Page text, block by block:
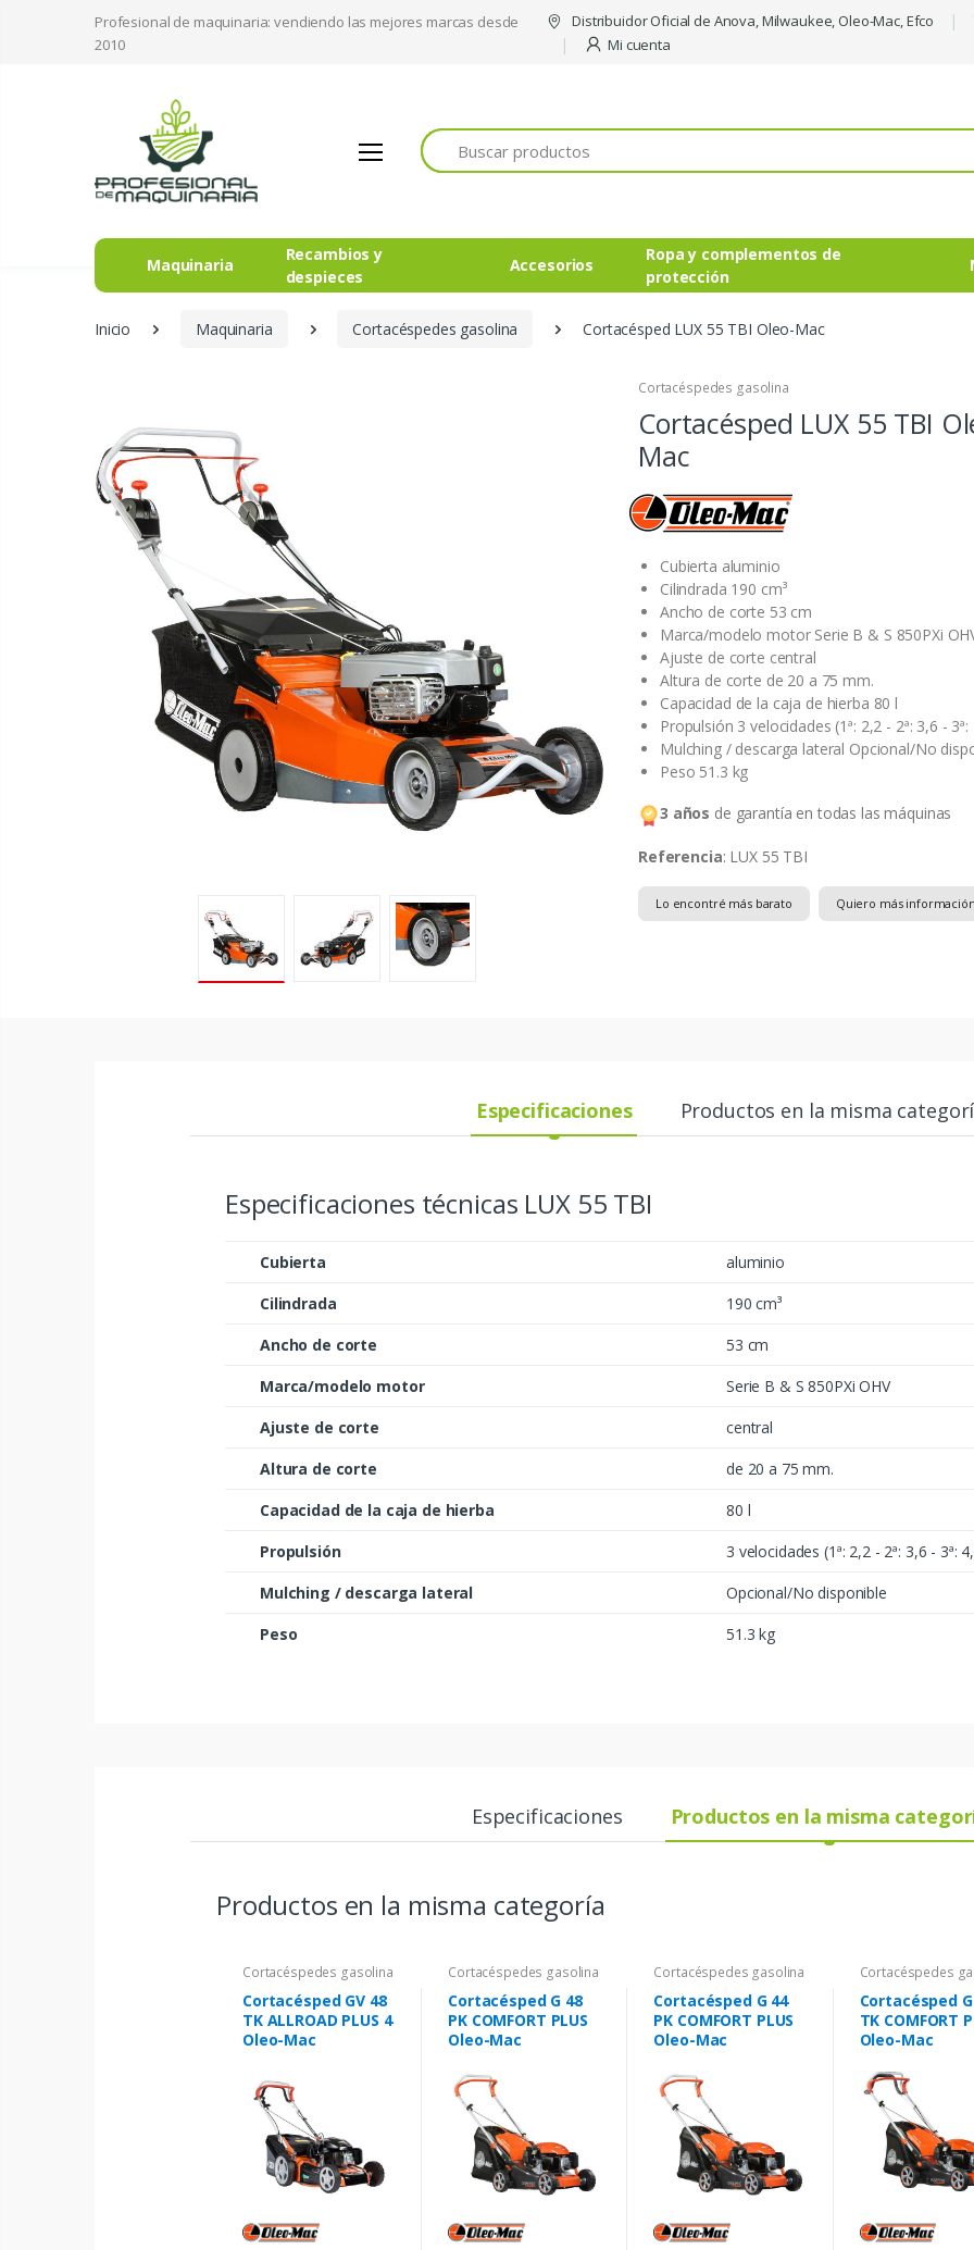
Profesional de maquinaria: vendiendo las mejores marcas desde
2010
Distribuidor Oficial de Anova, Milwaukee, Oleo-Mac, Efco
Mi cuenta
Buscar
Maquinaria
Recambios y
despieces
Accesorios
Ropa y complementos de
protección
Inicio Maquinaria Cortacéspedes gasolina Cortacésped LUX 55 TBI Oleo-Mac
Cortacéspedes gasolina
Cortacésped LUX 55 TBI
Mac
Cubierta aluminio
Cilindrada 190 cm³
Ancho de corte 53 cm
Marca/modelo motor Serie B & S 850PXi
Ajuste de corte central
Altura de corte de 20 a 75 mm.
Capacidad de la caja de hierba 80 l
Propulsión 3 velocidades (1ª: 2,2 - 2ª: 3,6 -
Mulching / descarga lateral Opcional/No
Peso 51.3 kg
3 años de garantía en todas las máquinas
Referencia: LUX 55 TBI
Lo encontré más barato Quiero más
Especificaciones Productos en la misma
Especificaciones técnicas LUX 55 TBI
Cubierta
aluminio
Cilindrada
190 cm³
Ancho de corte
53 cm
Marca/modelo motor
Serie B & S 850PXi OHV
Ajuste de corte
central
Altura de corte
de 20 a 75 mm.
Capacidad de la caja de hierba
80 l
Propulsión
3 velocidades (1ª: 2,2 - 2ª: 3,6 - 3ª:
Mulching / descarga lateral
Opcional/No disponible
Peso
51.3 kg
Especificaciones Productos en la misma
Productos en la misma categoría
Cortacéspedes gasolina
Cortacésped GV 48
TK ALLROAD PLUS 4
Oleo-Mac
Cortacéspedes gasolina
Cortacésped G 48
PK COMFORT PLUS
Oleo-Mac
Cortacéspedes gasolina
Cortacésped G 44
PK COMFORT PLUS
Oleo-Mac
Cortacéspedes
Cortacésped
TK COMFORT
Oleo-Mac